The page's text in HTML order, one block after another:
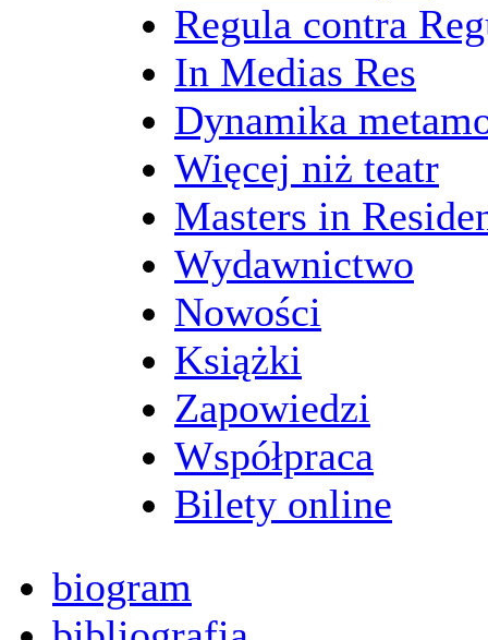
Regula contra
In Medias Res
Dynamika
Więcej niż teatr
Masters in
Wydawnictwo
Nowości
Książki
Zapowiedzi
Współpraca
Bilety online
biogram